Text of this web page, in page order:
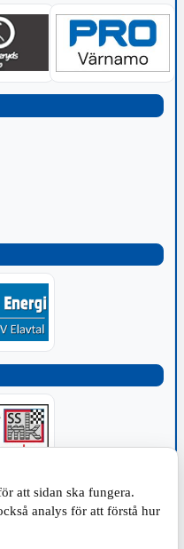
att sidan ska fungera.
analys för att förstå hur